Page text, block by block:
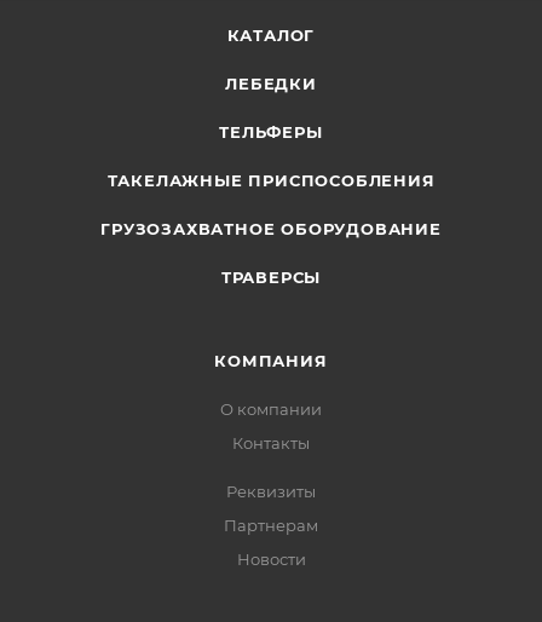
КАТАЛОГ
ЛЕБЕДКИ
ТЕЛЬФЕРЫ
ТАКЕЛАЖНЫЕ ПРИСПОСОБЛЕНИЯ
ГРУЗОЗАХВАТНОЕ ОБОРУДОВАНИЕ
ТРАВЕРСЫ
КОМПАНИЯ
О компании
Контакты
Реквизиты
Партнерам
Новости